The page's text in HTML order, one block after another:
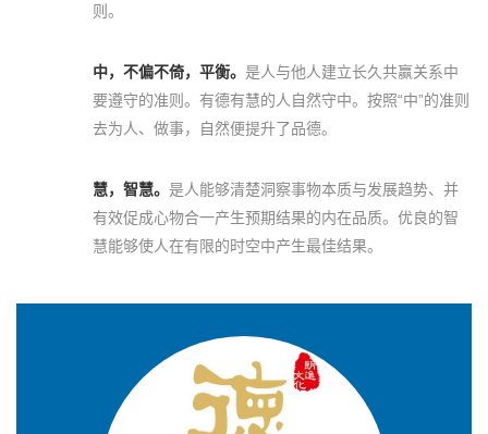
则。
中，不偏不倚，平衡。 是人与他人建立长久共赢关系中
要遵守的准则。有德有慧的人自然守中。按照“中”的准则
去为人、做事，自然便提升了品德。
慧，智慧。 是人能够清楚洞察事物本质与发展趋势、并
有效促成心物合一产生预期结果的内在品质。优良的智
慧能够使人在有限的时空中产生最佳结果。